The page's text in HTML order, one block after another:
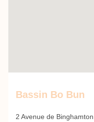
Bassin Bo Bun
2 Avenue de